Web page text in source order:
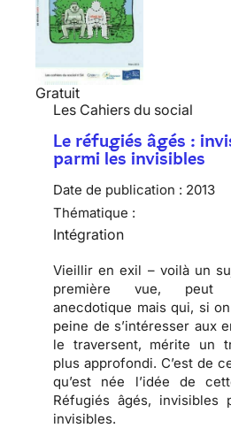
Gratuit
Les Cahiers du social
Le réfugiés âgés :
parmi les invisibles
Date de publication : 2013
Thématique :
Intégration
Vieillir en exil – voilà un
première vue, peut
anecdotique mais qui, si
peine de s’intéresser aux
le traversent, mérite un
plus approfondi. C’est de
qu’est née l’idée de
Réfugiés âgés, invisibles
invisibles.